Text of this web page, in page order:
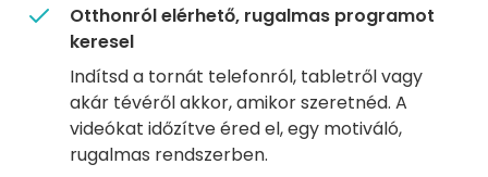
Otthonról elérhető, rugalmas programot
keresel
Indítsd a tornát telefonról, tabletről vagy
akár tévéről akkor, amikor szeretnéd. A
videókat időzítve éred el, egy motiváló,
rugalmas rendszerben.